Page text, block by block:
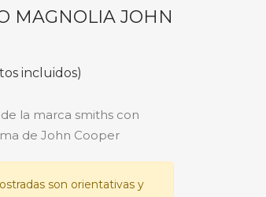
MAGNOLIA JOHN
incluidos)
la marca smiths con
de John Cooper
son orientativas y